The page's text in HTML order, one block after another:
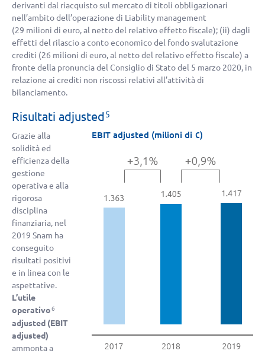
derivanti dal riacquisto sul mercato di titoli obbligazionari
nell’ambito dell’operazione di Liability management
(29 milioni di euro, al netto del relativo effetto fiscale); (ii) dagli
effetti del rilascio a conto economico del fondo svalutazione
crediti (26 milioni di euro, al netto del relativo effetto fiscale) a
fronte della pronuncia del Consiglio di Stato del 5 marzo 2020, in
relazione ai crediti non riscossi relativi all’attività di
bilanciamento.
Risultati adjusted5
EBIT adjusted (milioni di €)
Grazie alla
solidità ed
efficienza della
gestione
operativa e alla
rigorosa
disciplina
finanziaria, nel
2019 Snam ha
conseguito
risultati positivi
e in linea con le
aspettative.
L’utile
operativo6
adjusted (EBIT
adjusted)
ammonta a